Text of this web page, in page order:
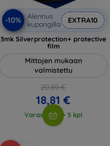
-10%
Alennus
kupongilla
EXTRA10
3mk Silverprotection+ protective
film
Mittojen mukaan
valmistettu
20,89 €
18,81 €
Varastossa > 5 kpl